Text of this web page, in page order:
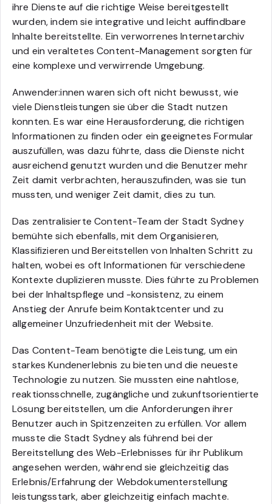
ihre Dienste auf die richtige Weise bereitgestellt
wurden, indem sie integrative und leicht auffindbare
Inhalte bereitstellte. Ein verworrenes Internetarchiv
und ein veraltetes Content-Management sorgten für
eine komplexe und verwirrende Umgebung.
Anwender:innen waren sich oft nicht bewusst, wie
viele Dienstleistungen sie über die Stadt nutzen
konnten. Es war eine Herausforderung, die richtigen
Informationen zu finden oder ein geeignetes Formular
auszufüllen, was dazu führte, dass die Dienste nicht
ausreichend genutzt wurden und die Benutzer mehr
Zeit damit verbrachten, herauszufinden, was sie tun
mussten, und weniger Zeit damit, dies zu tun.
Das zentralisierte Content-Team der Stadt Sydney
bemühte sich ebenfalls, mit dem Organisieren,
Klassifizieren und Bereitstellen von Inhalten Schritt zu
halten, wobei es oft Informationen für verschiedene
Kontexte duplizieren musste. Dies führte zu Problemen
bei der Inhaltspflege und -konsistenz, zu einem
Anstieg der Anrufe beim Kontaktcenter und zu
allgemeiner Unzufriedenheit mit der Website.
Das Content-Team benötigte die Leistung, um ein
starkes Kundenerlebnis zu bieten und die neueste
Technologie zu nutzen. Sie mussten eine nahtlose,
reaktionsschnelle, zugängliche und zukunftsorientierte
Lösung bereitstellen, um die Anforderungen ihrer
Benutzer auch in Spitzenzeiten zu erfüllen. Vor allem
musste die Stadt Sydney als führend bei der
Bereitstellung des Web-Erlebnisses für ihr Publikum
angesehen werden, während sie gleichzeitig das
Erlebnis/Erfahrung der Webdokumenterstellung
leistungsstark, aber gleichzeitig einfach machte.